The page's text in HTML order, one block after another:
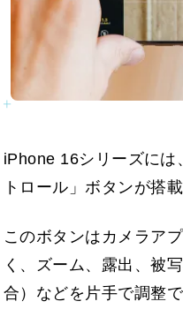
iPhone 16シリーズには
トロール」ボタンが搭
このボタンはカメラア
く、ズーム、露出、被
合）などを片手で調整